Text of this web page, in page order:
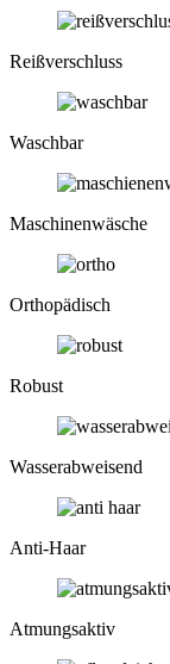
Reiß­verschluss
Waschbar
Maschinen­wäsche
Ortho­pädisch
Robust
Wasser­abweisend
Anti-Haar
Atmungs­aktiv